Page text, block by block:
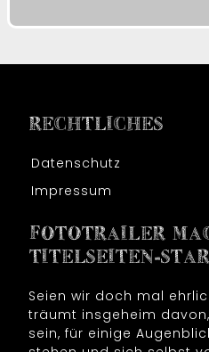
RECHTLICHES
Datenschutz
Impressum
FOTOTRAILER
TITELSEITEN-
Seien wir doch mal
träumt insgeheim
sein, für einige